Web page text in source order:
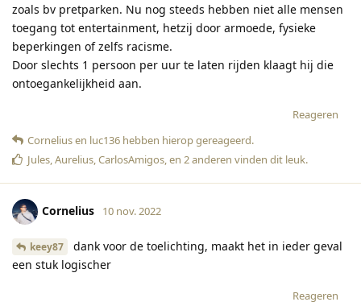
zoals bv pretparken. Nu nog steeds hebben niet alle mensen
toegang tot entertainment, hetzij door armoede, fysieke
beperkingen of zelfs racisme.
Door slechts 1 persoon per uur te laten rijden klaagt hij die
ontoegankelijkheid aan.
Reageren
Corneliusen luc136 hebben hierop gereageerd.
Jules,Aurelius,CarlosAmigos, en 2anderen vinden dit leuk.
Cornelius 10 nov. 2022
keey87
dank voor de toelichting, maakt het in ieder geval
een stuk logischer
Reageren